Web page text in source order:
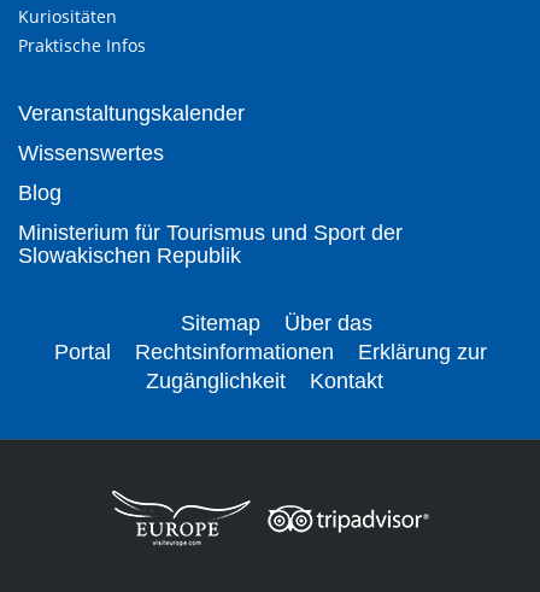
Kuriositäten
Praktische Infos
Veranstaltungskalender
Wissenswertes
Blog
Ministerium für Tourismus und Sport der
Slowakischen Republik
Sitemap
Über das
Portal
Rechtsinformationen
Erklärung zur
Zugänglichkeit
Kontakt